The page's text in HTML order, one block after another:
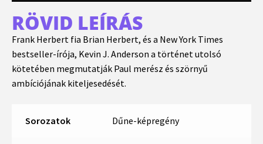
RÖVID LEÍRÁS
Frank Herbert fia Brian Herbert, és a New York Times
bestseller-írója, Kevin J. Anderson a történet utolsó
kötetében megmutatják Paul merész és szörnyű
ambíciójának kiteljesedését.
Sorozatok Dűne-képregény